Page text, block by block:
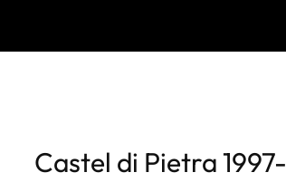
Castel di Pietra 1997-